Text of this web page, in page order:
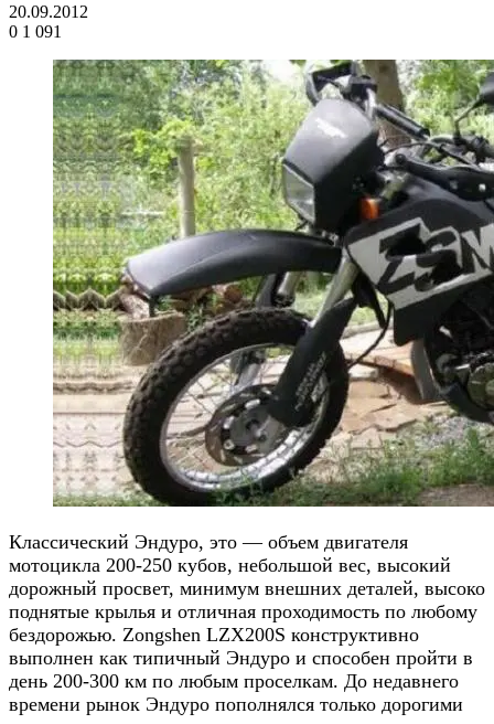
20.09.2012
0 1 091
Классический Эндуро, это — объем двигателя
мотоцикла 200-250 кубов, небольшой вес, высокий
дорожный просвет, минимум внешних деталей, высоко
поднятые крылья и отличная проходимость по любому
бездорожью. Zongshen LZX200S конструктивно
выполнен как типичный Эндуро и способен пройти в
день 200-300 км по любым проселкам. До недавнего
времени рынок Эндуро пополнялся только дорогими